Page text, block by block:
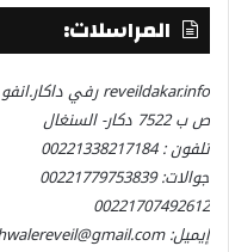
المراسلات:
reveildakar.info رفي داكار.انفو
ص ب 7522 دكار- السنغال
تلفون : 00221338217184
جوالات: 00221779753839
00221707492612
إيميل: assahwalereveil@gmail.com